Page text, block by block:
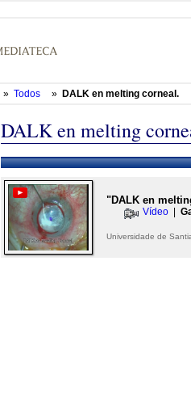
» Todos » DALK en melting corneal.
DALK en melting
"DALK en
Vídeo|
Universidade de